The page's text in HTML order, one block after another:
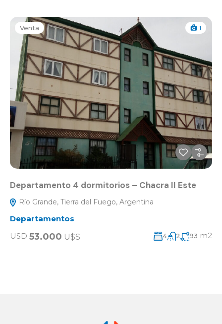
Venta 1
Departamento 4 dormitorios – Chacra II Este
Río Grande, Tierra del Fuego, Argentina
Departamentos
USD 53.000 U$S 4 2 93 m2